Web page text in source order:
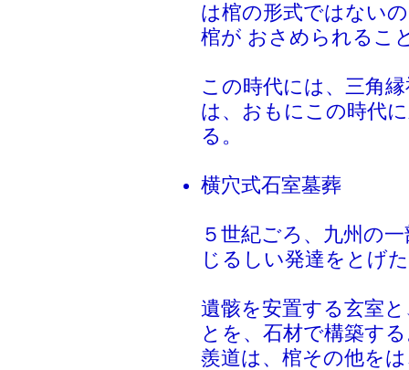
は棺の形式ではない
棺が おさめられるこ
この時代には、三角
は、おもにこの時代
る。
横穴式石室墓葬
５世紀ごろ、九州の
じるしい発達をとげ
遺骸を安置する玄室
とを、石材で構築す
羨道は、棺その他を